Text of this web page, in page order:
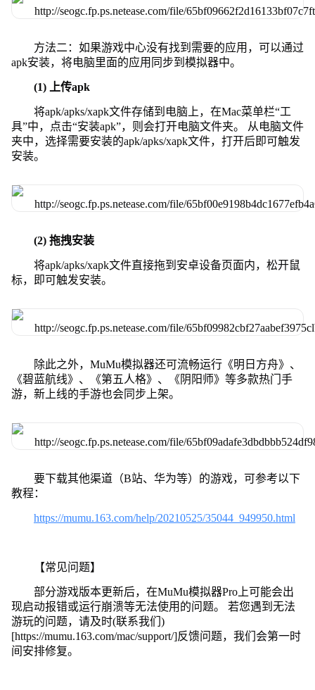
方法二：如果游戏中心没有找到需要的应用，可以通过
apk安装，将电脑里面的应用同步到模拟器中。
(1) 上传apk
将apk/apks/xapk文件存储到电脑上，在Mac菜单栏“工
具”中，点击“安装apk”，则会打开电脑文件夹。 从电脑文件
夹中，选择需要安装的apk/apks/xapk文件，打开后即可触发
安装。
(2) 拖拽安装
将apk/apks/xapk文件直接拖到安卓设备页面内，松开鼠
标，即可触发安装。
除此之外，MuMu模拟器还可流畅运行《明日方舟》、
《碧蓝航线》、《第五人格》、《阴阳师》等多款热门手
游，新上线的手游也会同步上架。
要下载其他渠道（B站、华为等）的游戏，可参考以下
教程：
https://mumu.163.com/help/20210525/35044_949950.html
【常见问题】
部分游戏版本更新后，在MuMu模拟器Pro上可能会出
现启动报错或运行崩溃等无法使用的问题。 若您遇到无法
游玩的问题，请及时(联系我们)
[https://mumu.163.com/mac/support/]反馈问题，我们会第一时
间安排修复。